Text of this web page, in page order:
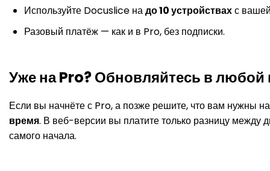
Используйте Docuslice надо 10 устройствахс
Разовый платёж — как и в Pro, без подписки.
Уже на Pro? Обновляйтесь в
Если вы начнёте с Pro, а позже решите, что вам нужны
время. В веб-версии вы платите только разницу между
самого начала.